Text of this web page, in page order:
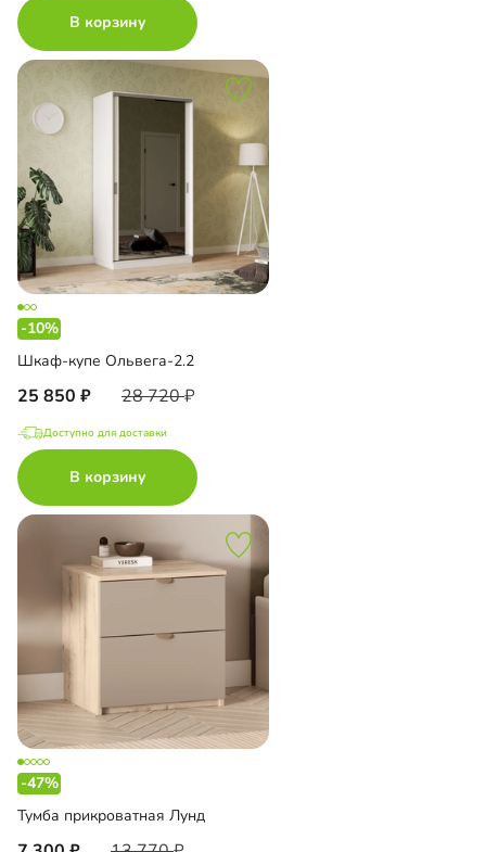
В корзину
-10%
Шкаф-купе Ольвега-2.2
25 850 28 720
Доступно для доставки
В корзину
-47%
Тумба прикроватная Лунд